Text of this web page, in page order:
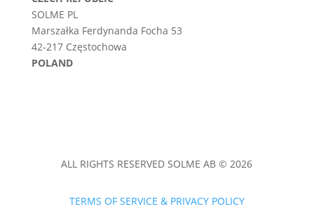
SOLME PL
Marszałka Ferdynanda Focha 53
42-217 Częstochowa
POLAND
ALL RIGHTS RESERVED SOLME AB © 2026
TERMS OF SERVICE & PRIVACY POLICY